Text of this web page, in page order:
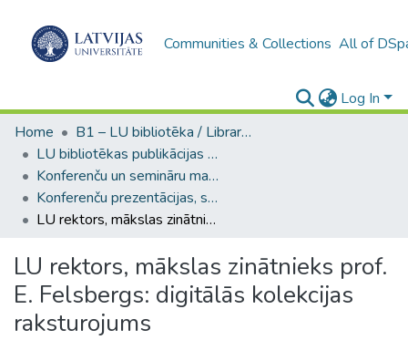
Communities & Collections All of
Log In
Home
B1 – LU bibliotēka / Library of the UL
LU bibliotēkas publikācijas / Publications of the University Library
Konferenču un semināru materiāli (LUB) / Conference and seminar materials
Konferenču prezentācijas, stenda referāti (LUB) / Conference presentations and posters
LU rektors, mākslas zinātnieks prof. E. Felsbergs: digitālās kolekcijas raksturojums
LU rektors, mākslas zinātnieks prof.
E. Felsbergs: digitālās kolekcijas
raksturojums